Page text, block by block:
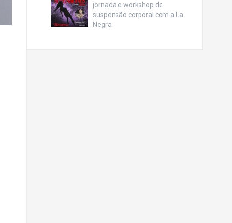
jornada e workshop de
suspensão corporal com a La
Negra